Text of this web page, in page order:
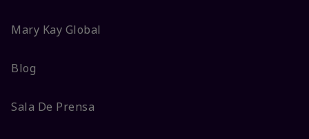
Mary Kay Global
Blog
Sala De Prensa